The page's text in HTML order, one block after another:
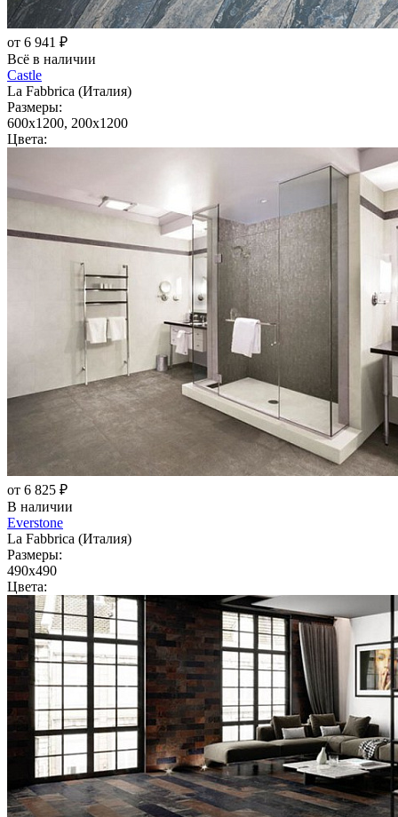
от 6 941 ₽
Всё в наличии
Castle
La Fabbrica (Италия)
Размеры:
600x1200, 200x1200
Цвета:
от 6 825 ₽
В наличии
Everstone
La Fabbrica (Италия)
Размеры:
490x490
Цвета: